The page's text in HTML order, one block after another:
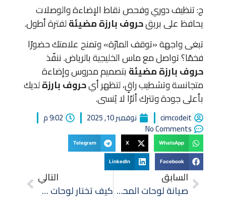
ج: تنظيف دوري وفحص نقاط الإضاءة والوصلات
يحافظ على بريقحروف بارزة مضيئةلفترة أطول.
تبغى واجهة «توقف المارّة» وتمنح علامتك حضورًا
فخمًا؟ تواصل مع ماس الخليجية بالرياض. ننفّذ
حروف بارزة مضيئةبتصميم مدروس وإضاءة
متجانسة وتشطيب راقٍ، لتظهر أيحروف بارزةلديك
بأعلى جودة وتترك أثرًا لا يُنسى.
cimcodeit نوفمبر 10, 2025 9:02 م
No Comments
WhatsApp
X
Telegram
Facebook
LinkedIn
السابق
صيانة لوحات المحلات التجارية: أهمية الحفاظ على جاذبية متجرك
التالي
كيف تختار لوحات مضيئة للمحلات تبرز علامتك بوضوح؟